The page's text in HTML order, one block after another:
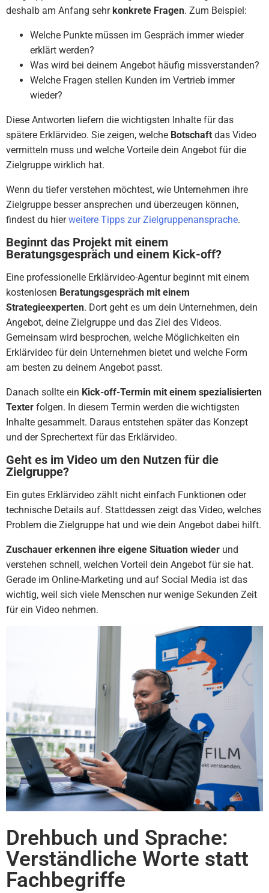
deshalb am Anfang sehrkonkrete Fragen. Zum Beispiel:
Welche Punkte müssen im Gespräch immer wieder
erklärt werden?
Was wird bei deinem Angebot häufig missverstanden?
Welche Fragen stellen Kunden im Vertrieb immer
wieder?
Diese Antworten liefern die wichtigsten Inhalte für das
spätere Erklärvideo. Sie zeigen, welche Botschaft das Video
vermitteln muss und welche Vorteile dein Angebot für die
Zielgruppe wirklich hat.
Wenn du tiefer verstehen möchtest, wie Unternehmen ihre
Zielgruppe besser ansprechen und überzeugen können,
findest du hierweitere Tipps zur Zielgruppenansprache.
Beginnt das Projekt mit einem
Beratungsgespräch und einem Kick-off?
Eine professionelle Erklärvideo-Agentur beginnt mit einem
kostenlosen Beratungsgespräch mit einem
Strategieexperten. Dort geht es um dein Unternehmen, dein
Angebot, deine Zielgruppe und das Ziel des Videos.
Gemeinsam wird besprochen, welche Möglichkeiten ein
Erklärvideo für dein Unternehmen bietet und welche Form
am besten zu deinem Angebot passt.
Danach sollte ein Kick-off-Termin mit einem spezialisierten
Texter folgen. In diesem Termin werden die wichtigsten
Inhalte gesammelt. Daraus entstehen später das Konzept
und der Sprechertext für das Erklärvideo.
Geht es im Video um den Nutzen für die
Zielgruppe?
Ein gutes Erklärvideo zählt nicht einfach Funktionen oder
technische Details auf. Stattdessen zeigt das Video, welches
Problem die Zielgruppe hat und wie dein Angebot dabei hilft.
Zuschauer erkennen ihre eigene Situation wieder und
verstehen schnell, welchen Vorteil dein Angebot für sie hat.
Gerade im Online-Marketing und auf Social Media ist das
wichtig, weil sich viele Menschen nur wenige Sekunden Zeit
für ein Video nehmen.
Drehbuch und Sprache:
Verständliche Worte statt
Fachbegriffe